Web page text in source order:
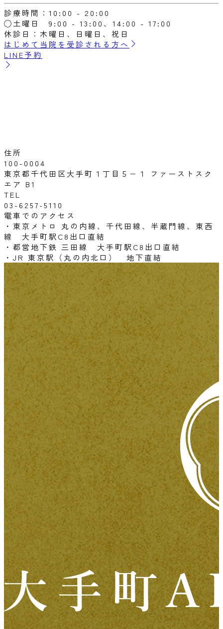
診療時間：10:00 - 20:00
◯土曜日 9:00 - 13:00、14:00 - 17:00
休診日：木曜日、日曜日、祝日
はじめて当院を受診される方へ
LINE予約
住所
100-0004
東京都千代田区大手町１丁目５−１ ファーストスク
エア B1
TEL
03-6257-5110
電車でのアクセス
・東京メトロ 丸の内線、千代田線、半蔵門線、東西
線 大手町駅C8出口直結
・都営地下鉄 三田線 大手町駅C8出口直結
・JR 東京駅（丸の内北口） 地下直結